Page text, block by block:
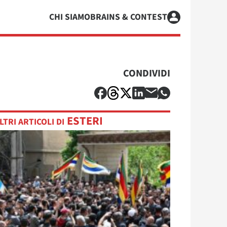
CHI SIAMOBRAINS & CONTEST
CONDIVIDI
ARTICOLI DI ESTERI